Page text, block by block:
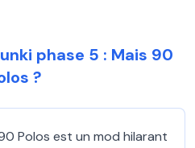
phase 5 : Mais 90
?
Polos est un mod hilarant